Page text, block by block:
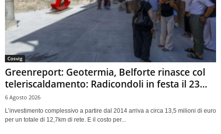
Cosvig
Greenreport: Geotermia, Belforte rinasce col
teleriscaldamento: Radicondoli in festa il 23...
6 Agosto 2026
L’investimento complessivo a partire dal 2014 arriva a circa 13,5 milioni di euro
per un totale di 12,7km di rete. E il costo per...